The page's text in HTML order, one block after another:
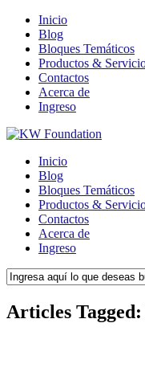
Inicio
Blog
Bloques Temáticos
Productos &
Contactos
Acerca de
Ingreso
Inicio
Blog
Bloques Temáticos
Productos &
Contactos
Acerca de
Ingreso
Articles